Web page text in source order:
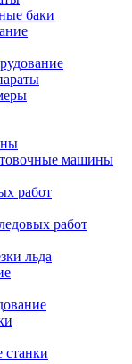
баки
машины
работ
работ
льда
станки